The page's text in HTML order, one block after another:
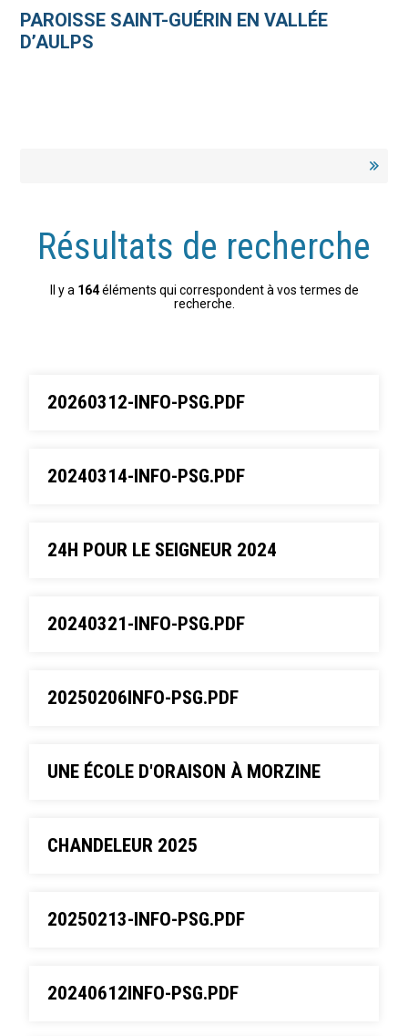
contenu.
personnelsPAROISSE SAINT-GUÉRIN EN VALLÉE
D’AULPS
Résultats de recherche
Il y a 164éléments qui correspondent à vos termes de
recherche.
20260312-INFO-PSG.PDF
20240314-INFO-PSG.PDF
24H POUR LE SEIGNEUR 2024
20240321-INFO-PSG.PDF
20250206INFO-PSG.PDF
UNE ÉCOLE D'ORAISON À MORZINE
CHANDELEUR 2025
20250213-INFO-PSG.PDF
20240612INFO-PSG.PDF